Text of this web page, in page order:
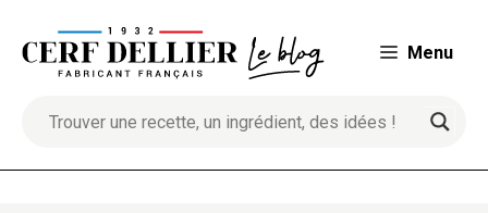
contenu
Menu